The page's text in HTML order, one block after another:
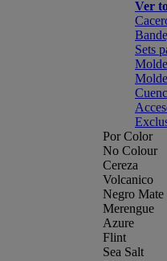
Ver
Sets
Por Color
No Colour
Cereza
Volcanico
Negro Mate
Merengue
Azure
Flint
Sea Salt